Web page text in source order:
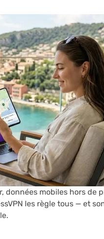
données mobiles hors de
les règle tous — et